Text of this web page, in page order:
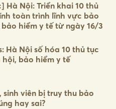
Hà Nội: Triển khai 10 thủ
toàn trình lĩnh vực bảo
hiểm y tế từ ngày 16/3
Hà Nội số hóa 10 thủ tục
hội, bảo hiểm y tế
sinh viên bị truy thu bảo
hay sai?